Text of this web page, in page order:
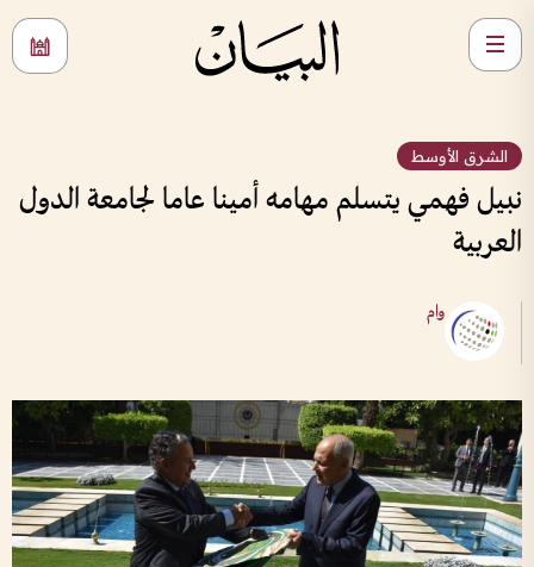
الشرق الأوسط
نبيل فهمي يتسلم مهامه أمينا عاما لجامعة الدول
العربية
وام